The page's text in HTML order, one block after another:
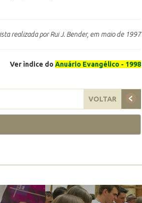
realizada por Rui J. Bender, em maio de 1997
Ver ìndice do Anuário Evangélico - 1998
VOLTAR